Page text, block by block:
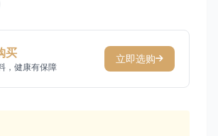
买
，健康有保障
立即选购